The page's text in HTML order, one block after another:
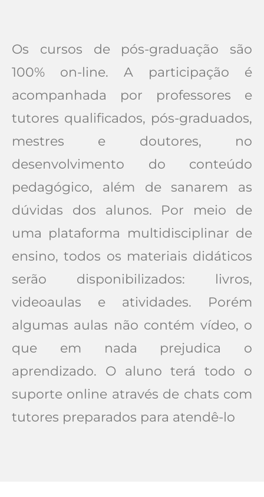
Os cursos de pós-graduação são
100% on-line. A participação é
acompanhada por professores e
tutores qualificados, pós-graduados,
mestres e doutores, no
desenvolvimento do conteúdo
pedagógico, além de sanarem as
dúvidas dos alunos. Por meio de
uma plataforma multidisciplinar de
ensino, todos os materiais didáticos
serão disponibilizados: livros,
videoaulas e atividades. Porém
algumas aulas não contém vídeo, o
que em nada prejudica o
aprendizado. O aluno terá todo o
suporte online através de chats com
tutores preparados para atendê-lo